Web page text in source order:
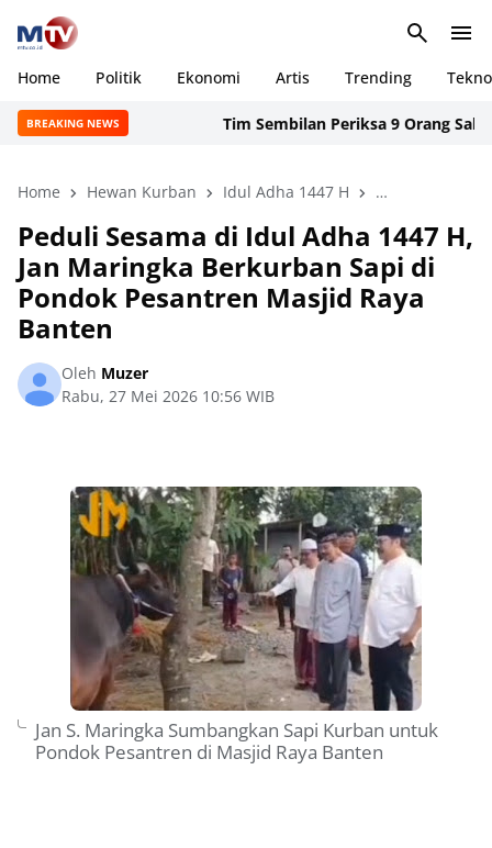
Home Politik Ekonomi Artis Trending Tekno
BREAKING NEWS Tim Sembilan Periksa 9 Orang Saksi
Home Hewan Kurban Idul Adha 1447 H Jan S. Maringka
Peduli Sesama di Idul Adha 1447 H,
Jan Maringka Berkurban Sapi di
Pondok Pesantren Masjid Raya
Banten
Oleh Muzer
Rabu, 27 Mei 2026 10:56 WIB
Jan S. Maringka Sumbangkan Sapi Kurban untuk
Pondok Pesantren di Masjid Raya Banten